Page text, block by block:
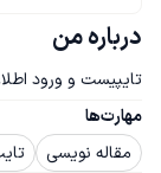
درباره من
تایپیست و ورود
مهارت‌ها
مقاله نویسی